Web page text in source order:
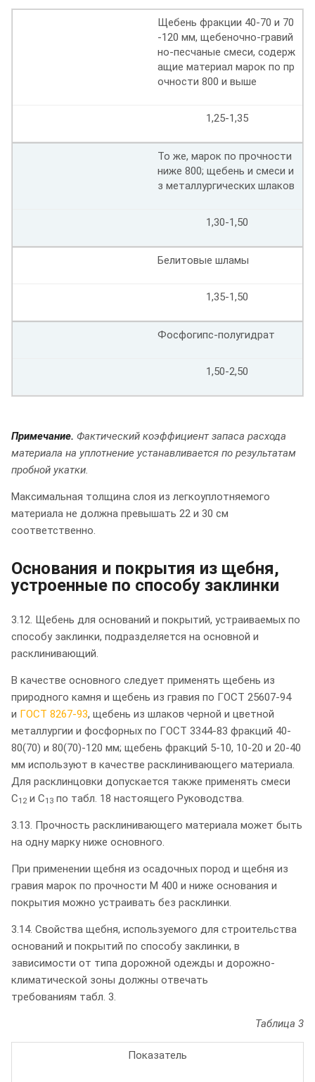
Щебень фракции 40-70 и 70
-120 мм, щебеночно-гравий
но-песчаные смеси, содерж
ащие материал марок по пр
очности 800 и выше
1,25-1,35
То же, марок по прочности
ниже 800; щебень и смеси и
з металлургических шлаков
1,30-1,50
Белитовые шламы
1,35-1,50
Фосфогипс-полугидрат
1,50-2,50
Примечание. Фактический коэффициент запаса расхода
материала на уплотнение устанавливается по результатам
пробной укатки.
Максимальная толщина слоя из легкоуплотняемого
материала не должна превышать 22 и 30 см
соответственно.
Основания и покрытия из щебня,
устроенные по способу заклинки
3.12. Щебень для оснований и покрытий, устраиваемых по
способу заклинки, подразделяется на основной и
расклинивающий.
В качестве основного следует применять щебень из
природного камня и щебень из гравия по ГОСТ 25607-94
и ГОСТ 8267-93, щебень из шлаков черной и цветной
металлургии и фосфорных по ГОСТ 3344-83 фракций 40-
80(70) и 80(70)-120 мм; щебень фракций 5-10, 10-20 и 20-40
мм используют в качестве расклинивающего материала.
Для расклинцовки допускается также применять смеси
С12 и С13 по табл. 18 настоящего Руководства.
3.13. Прочность расклинивающего материала может быть
на одну марку ниже основного.
При применении щебня из осадочных пород и щебня из
гравия марок по прочности М 400 и ниже основания и
покрытия можно устраивать без расклинки.
3.14. Свойства щебня, используемого для строительства
оснований и покрытий по способу заклинки, в
зависимости от типа дорожной одежды и дорожно-
климатической зоны должны отвечать
требованиям табл. 3.
Таблица 3
Показатель